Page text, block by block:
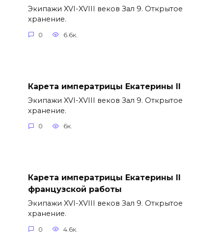
Экипажи XVI-XVIII веков Зал 9. Открытое
хранение.
0 6.6к.
Карета императрицы Екатерины II
Экипажи XVI-XVIII веков Зал 9. Открытое
хранение.
0 6к.
Карета императрицы Екатерины II
французской работы
Экипажи XVI-XVIII веков Зал 9. Открытое
хранение.
0 4.6к.